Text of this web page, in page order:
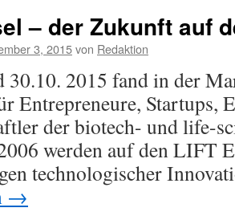
– der Zukunft auf
3, 2015von Redaktion
30.10. 2015 fand in der
Entrepreneure, Startups,
der biotech- und life-
werden auf den LIFT
technologischer
→